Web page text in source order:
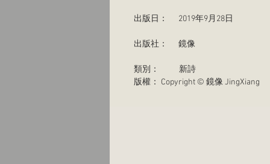
出版日：      2019年9月28日
出版社：      鏡像
類別：           新詩
版權： Copyright © 鏡像 JingXiang